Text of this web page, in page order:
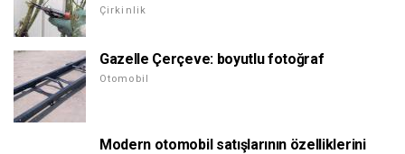
Çirkinlik
Gazelle Çerçeve: boyutlu fotoğraf
Otomobil
Modern otomobil satışlarının özelliklerini